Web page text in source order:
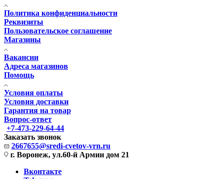
Политика конфиденциальности
Реквизиты
Пользовательское соглашение
Магазины
Вакансии
Адреса магазинов
Помощь
Условия оплаты
Условия доставки
Гарантия на товар
Вопрос-ответ
+7-473-229-64-44
Заказать звонок
2667655@sredi-cvetov-vrn.ru
г. Воронеж, ул.60-й Армии дом 21
Вконтакте